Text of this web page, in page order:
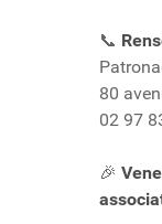
📞
80
02 97
🎉